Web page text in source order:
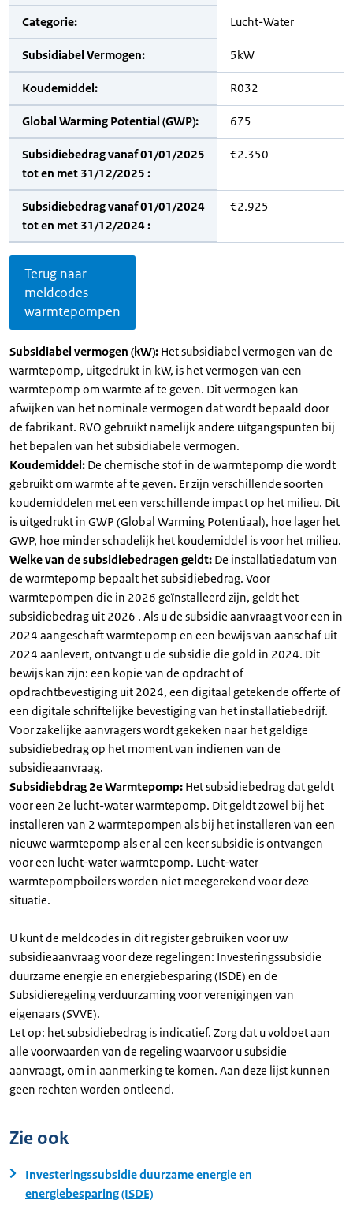
Categorie: Lucht-Water
Subsidiabel Vermogen: 5kW
Koudemiddel: R032
Global Warming Potential (GWP): 675
Subsidiebedrag vanaf 01/01/2025
tot en met 31/12/2025 :
€2.350
Subsidiebedrag vanaf 01/01/2024
tot en met 31/12/2024 :
€2.925
Terug naar
meldcodes
warmtepompen
Subsidiabel vermogen (kW): Het subsidiabel vermogen van de
warmtepomp, uitgedrukt in kW, is het vermogen van een
warmtepomp om warmte af te geven. Dit vermogen kan
afwijken van het nominale vermogen dat wordt bepaald door
de fabrikant. RVO gebruikt namelijk andere uitgangspunten bij
het bepalen van het subsidiabele vermogen.
Koudemiddel: De chemische stof in de warmtepomp die wordt
gebruikt om warmte af te geven. Er zijn verschillende soorten
koudemiddelen met een verschillende impact op het milieu. Dit
is uitgedrukt in GWP (Global Warming Potentiaal), hoe lager het
GWP, hoe minder schadelijk het koudemiddel is voor het milieu.
Welke van de subsidiebedragen geldt: De installatiedatum van
de warmtepomp bepaalt het subsidiebedrag. Voor
warmtepompen die in 2026 geïnstalleerd zijn, geldt het
subsidiebedrag uit 2026 . Als u de subsidie aanvraagt voor een in
2024 aangeschaft warmtepomp en een bewijs van aanschaf uit
2024 aanlevert, ontvangt u de subsidie die gold in 2024. Dit
bewijs kan zijn: een kopie van de opdracht of
opdrachtbevestiging uit 2024, een digitaal getekende offerte of
een digitale schriftelijke bevestiging van het installatiebedrijf.
Voor zakelijke aanvragers wordt gekeken naar het geldige
subsidiebedrag op het moment van indienen van de
subsidieaanvraag.
Subsidiebdrag 2e Warmtepomp: Het subsidiebedrag dat geldt
voor een 2e lucht-water warmtepomp. Dit geldt zowel bij het
installeren van 2 warmtepompen als bij het installeren van een
nieuwe warmtepomp als er al een keer subsidie is ontvangen
voor een lucht-water warmtepomp. Lucht-water
warmtepompboilers worden niet meegerekend voor deze
situatie.
U kunt de meldcodes in dit register gebruiken voor uw
subsidieaanvraag voor deze regelingen: Investeringssubsidie
duurzame energie en energiebesparing (ISDE) en de
Subsidieregeling verduurzaming voor verenigingen van
eigenaars (SVVE).
Let op: het subsidiebedrag is indicatief. Zorg dat u voldoet aan
alle voorwaarden van de regeling waarvoor u subsidie
aanvraagt, om in aanmerking te komen. Aan deze lijst kunnen
geen rechten worden ontleend.
Zie ook
Investeringssubsidie duurzame energie en
energiebesparing (ISDE)